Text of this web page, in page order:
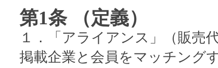
第1条 （定義）
１．「アライアンス」（販売
掲載企業と会員をマッチング